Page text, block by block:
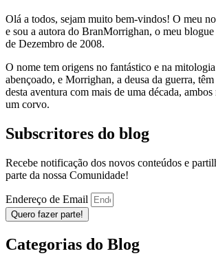
Olá a todos, sejam muito bem-vindos! O meu
e sou a autora do BranMorrighan, o meu
de Dezembro de 2008.
O nome tem origens no fantástico e na
abençoado, e Morrighan, a deusa da guerra,
desta aventura com mais de uma década,
um corvo.
Subscritores do blog
Recebe notificação dos novos conteúdos e
parte da nossa Comunidade!
Endereço de Email
Quero fazer parte!
Categorias do Blog